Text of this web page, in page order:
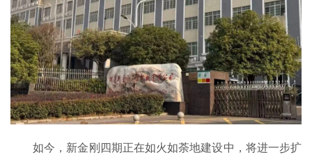
如今，新金刚四期正在如火如荼地建设中，将进一步扩